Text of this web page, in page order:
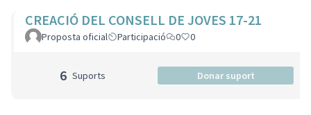
CREACIÓ DEL CONSELL DE JOVES 17-21
Proposta oficial Participació 0 0
6 Suports Donar suport